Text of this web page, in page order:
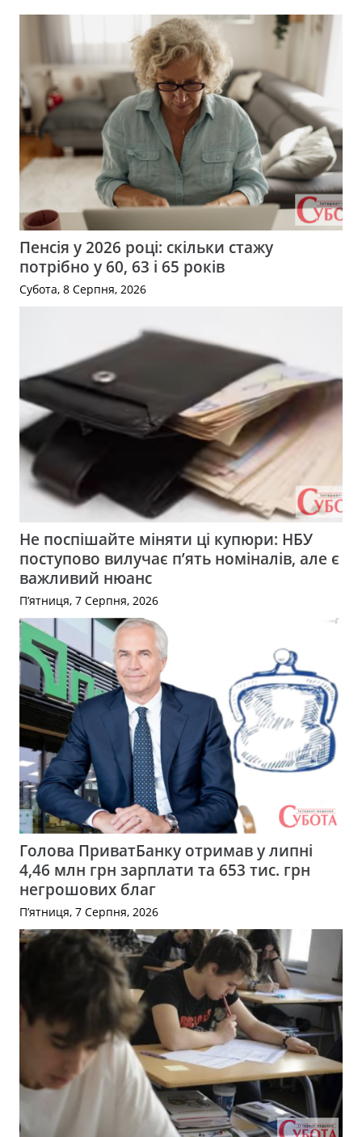
Пенсія у 2026 році: скільки стажу
потрібно у 60, 63 і 65 років
Субота, 8 Серпня, 2026
Не поспішайте міняти ці купюри: НБУ
поступово вилучає п’ять номіналів, але є
важливий нюанс
П’ятниця, 7 Серпня, 2026
Голова ПриватБанку отримав у липні
4,46 млн грн зарплати та 653 тис. грн
негрошових благ
П’ятниця, 7 Серпня, 2026